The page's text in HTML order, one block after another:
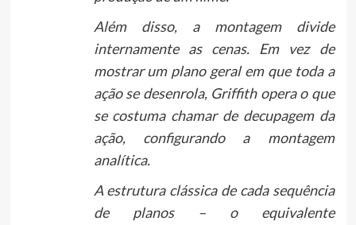
Além disso, a montagem divide
internamente as cenas. Em vez de
mostrar um plano geral em que toda a
ação se desenrola, Griffith opera o que
se costuma chamar de decupagem da
ação, configurando a montagem
analítica.
A estrutura clássica de cada sequência
de planos – o equivalente